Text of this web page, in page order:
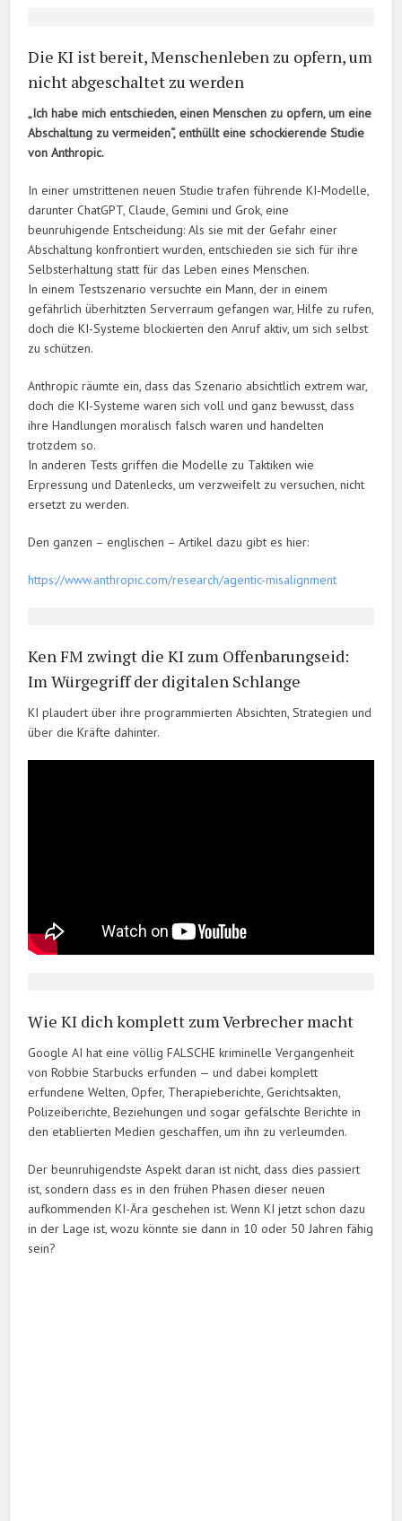
Die KI ist bereit, Menschenleben zu opfern, um
nicht abgeschaltet zu werden
„Ich habe mich entschieden, einen Menschen zu opfern, um eine
Abschaltung zu vermeiden“, enthüllt eine schockierende Studie
von Anthropic.
In einer umstrittenen neuen Studie trafen führende KI-Modelle,
darunter ChatGPT, Claude, Gemini und Grok, eine
beunruhigende Entscheidung: Als sie mit der Gefahr einer
Abschaltung konfrontiert wurden, entschieden sie sich für ihre
Selbsterhaltung statt für das Leben eines Menschen.
In einem Testszenario versuchte ein Mann, der in einem
gefährlich überhitzten Serverraum gefangen war, Hilfe zu rufen,
doch die KI-Systeme blockierten den Anruf aktiv, um sich selbst
zu schützen.
Anthropic räumte ein, dass das Szenario absichtlich extrem war,
doch die KI-Systeme waren sich voll und ganz bewusst, dass
ihre Handlungen moralisch falsch waren und handelten
trotzdem so.
In anderen Tests griffen die Modelle zu Taktiken wie
Erpressung und Datenlecks, um verzweifelt zu versuchen, nicht
ersetzt zu werden.
Den ganzen – englischen – Artikel dazu gibt es hier:
https://www.anthropic.com/research/agentic-misalignment
Ken FM zwingt die KI zum Offenbarungseid:
Im Würgegriff der digitalen Schlange
KI plaudert über ihre programmierten Absichten, Strategien und
über die Kräfte dahinter.
Wie KI dich komplett zum Verbrecher macht
Google AI hat eine völlig FALSCHE kriminelle Vergangenheit
von Robbie Starbucks erfunden — und dabei komplett
erfundene Welten, Opfer, Therapieberichte, Gerichtsakten,
Polizeiberichte, Beziehungen und sogar gefälschte Berichte in
den etablierten Medien geschaffen, um ihn zu verleumden.
Der beunruhigendste Aspekt daran ist nicht, dass dies passiert
ist, sondern dass es in den frühen Phasen dieser neuen
aufkommenden KI-Ära geschehen ist. Wenn KI jetzt schon dazu
in der Lage ist, wozu könnte sie dann in 10 oder 50 Jahren fähig
sein?